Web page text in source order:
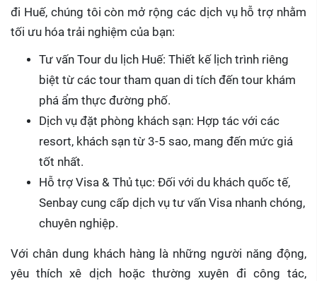
đi Huế, chúng tôi còn mở rộng các dịch vụ hỗ trợ nhằm
tối ưu hóa trải nghiệm của bạn:
Tư vấn Tour du lịch Huế: Thiết kế lịch trình riêng
biệt từ các tour tham quan di tích đến tour khám
phá ẩm thực đường phố.
Dịch vụ đặt phòng khách sạn: Hợp tác với các
resort, khách sạn từ 3-5 sao, mang đến mức giá
tốt nhất.
Hỗ trợ Visa & Thủ tục: Đối với du khách quốc tế,
Senbay cung cấp dịch vụ tư vấn Visa nhanh chóng,
chuyên nghiệp.
Với chân dung khách hàng là những người năng động,
yêu thích xê dịch hoặc thường xuyên đi công tác,